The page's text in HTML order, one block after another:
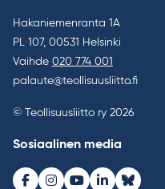
Hakaniemenranta 1A
PL 107, 00531 Helsinki
Vaihde 020 774 001
palaute@teollisuusliitto.fi
© Teollisuusliitto ry 2026
Sosiaalinen media